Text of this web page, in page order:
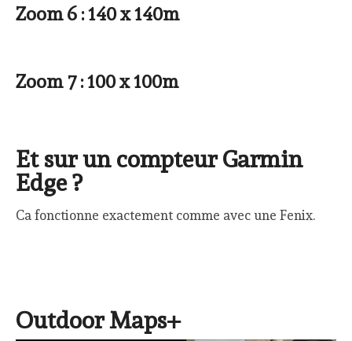
Zoom 6 : 140 x 140m
Zoom 7 : 100 x 100m
Et sur un compteur Garmin
Edge ?
Ca fonctionne exactement comme avec une Fenix.
Outdoor Maps+